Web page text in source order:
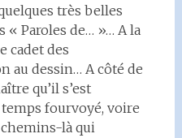
très belles
« Paroles de… »… A la
cadet des
au dessin… A côté de
qu’il s’est
fourvoyé, voire
chemins-là qui